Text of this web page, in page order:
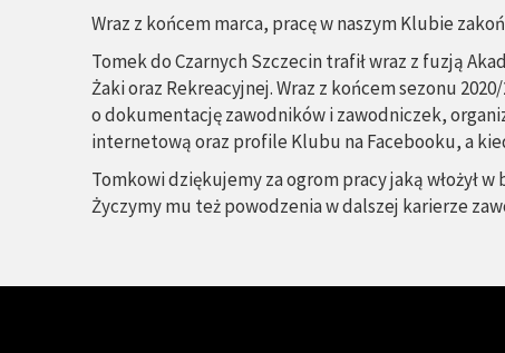
Wraz z końcem marca, pracę w naszym Klubie
Tomek do Czarnych Szczecin trafił wraz z fuzją
Żaki oraz Rekreacyjnej. Wraz z końcem sezonu
o dokumentację zawodników i zawodniczek,
internetową oraz profile Klubu na Facebooku, a
Tomkowi dziękujemy za ogrom pracy jaką włożył
Życzymy mu też powodzenia w dalszej karierze